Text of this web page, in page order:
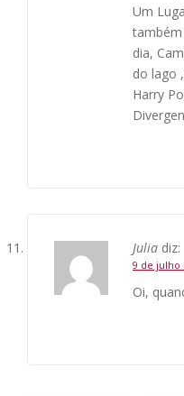
Um
dia,
do lago
Harry
Julia diz:
9 de julho
Oi,